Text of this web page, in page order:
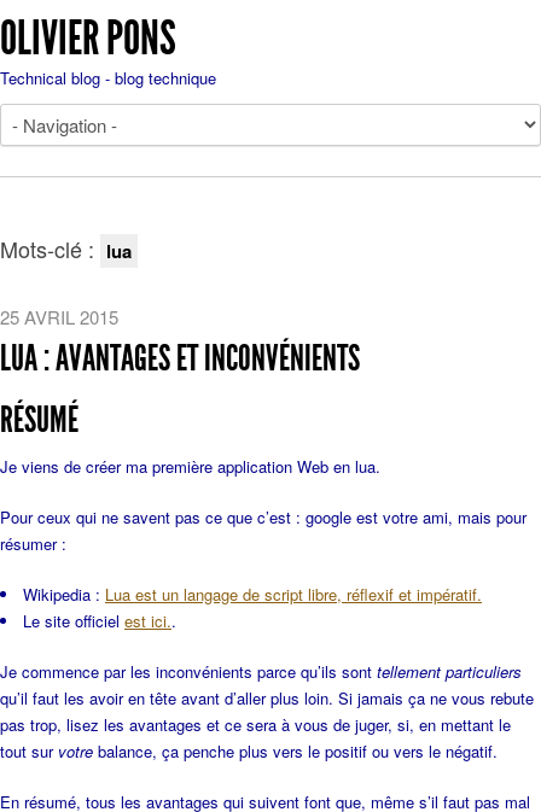
OLIVIER PONS
Technical blog - blog technique
Mots-clé : lua
25 AVRIL 2015
LUA : AVANTAGES ET INCONVÉNIENTS
RÉSUMÉ
Je viens de créer ma première application Web en lua.
Pour ceux qui ne savent pas ce que c’est : google est votre ami, mais pour
résumer :
Wikipedia : Lua est un langage de script libre, réflexif et impératif.
Le site officiel est ici..
Je commence par les inconvénients parce qu’ils sont tellement particuliers
qu’il faut les avoir en tête avant d’aller plus loin. Si jamais ça ne vous rebute
pas trop, lisez les avantages et ce sera à vous de juger, si, en mettant le
tout sur votre balance, ça penche plus vers le positif ou vers le négatif.
En résumé, tous les avantages qui suivent font que, même s’il faut pas mal